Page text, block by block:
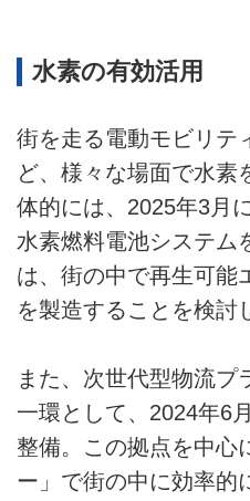
水素の有効活用
街を走る電動モビリテ
ど、様々な場面で水素
体的には、2025年3月
水素燃料電池システム
は、街の中で再生可能
を製造することを検討
また、次世代型物流プ
一環として、2024年6
整備。この拠点を中心
ー」で街の中に効率的